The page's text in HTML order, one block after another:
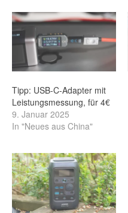
Tipp: USB-C-Adapter mit
Leistungsmessung, für 4€
9. Januar 2025
In "Neues aus China"